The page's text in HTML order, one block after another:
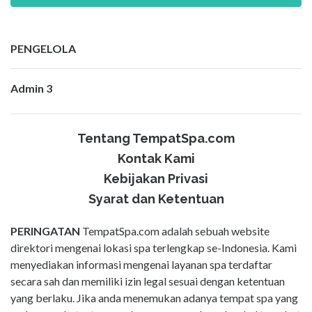
PENGELOLA
Admin 3
Tentang TempatSpa.com
Kontak Kami
Kebijakan Privasi
Syarat dan Ketentuan
PERINGATAN TempatSpa.com adalah sebuah website
direktori mengenai lokasi spa terlengkap se-Indonesia. Kami
menyediakan informasi mengenai layanan spa terdaftar
secara sah dan memiliki izin legal sesuai dengan ketentuan
yang berlaku. Jika anda menemukan adanya tempat spa yang